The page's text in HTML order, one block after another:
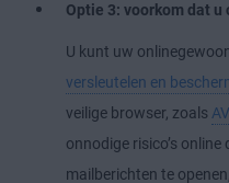
Optie 3: voorkom dat
U kunt uw
versleutelen en
veilige browser, zoals
onnodige risico’s
mailberichten te